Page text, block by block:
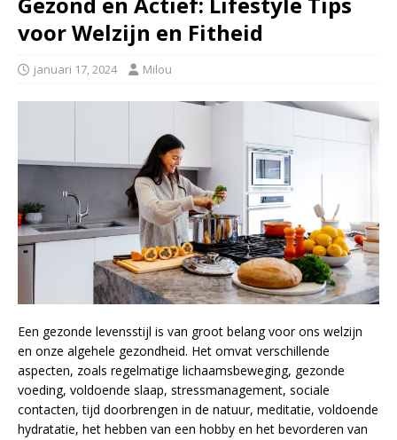
voor Welzijn en Fitheid
januari 17, 2024 Milou
Een gezonde levensstijl is van groot belang voor ons welzijn
en onze algehele gezondheid. Het omvat verschillende
aspecten, zoals regelmatige lichaamsbeweging, gezonde
voeding, voldoende slaap, stressmanagement, sociale
contacten, tijd doorbrengen in de natuur, meditatie, voldoende
hydratatie, het hebben van een hobby en het bevorderen van